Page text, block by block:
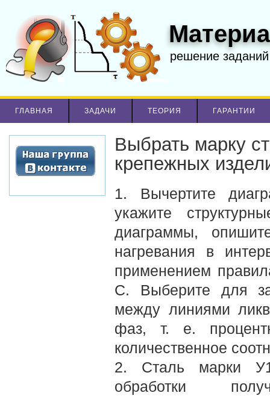
решение
ГЛАВНАЯ ЗАДАЧИ ТЕОРИЯ ГАРАНТИИ
Выбрать марку
крепежных
1. Вычертите
укажите
диаграммы,
нагревания в
применением
С. Выберите для
между линиями
фаз, т. е.
количественное
2. Сталь марки
обработки